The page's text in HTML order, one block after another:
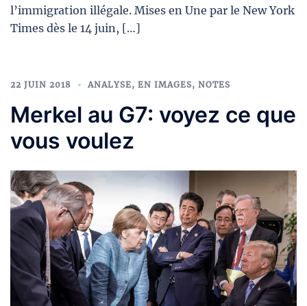
l’immigration illégale. Mises en Une par le New York
Times dès le 14 juin, […]
22 JUIN 2018 ANALYSE, EN IMAGES, NOTES
Merkel au G7: voyez ce que
vous voulez